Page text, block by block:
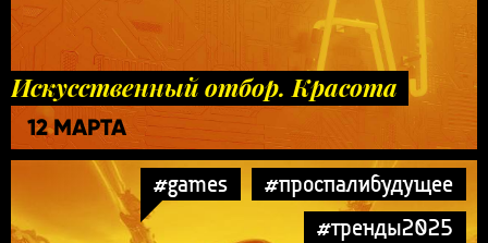
Искусственный отбор. Красота
12 МАРТА
#games
#проспалибудущее
#тренды2025